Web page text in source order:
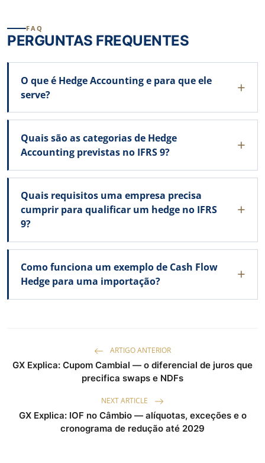
FAQ
PERGUNTAS FREQUENTES
O que é Hedge Accounting e para que ele
serve?
Quais são as categorias de Hedge
Accounting previstas no IFRS 9?
Quais requisitos uma empresa precisa
cumprir para qualificar um hedge no IFRS
9?
Como funciona um exemplo de Cash Flow
Hedge para uma importação?
ARTIGO ANTERIOR
GX Explica: Cupom Cambial — o diferencial de juros que
precifica swaps e NDFs
NEXT ARTICLE
GX Explica: IOF no Câmbio — alíquotas, exceções e o
cronograma de redução até 2029